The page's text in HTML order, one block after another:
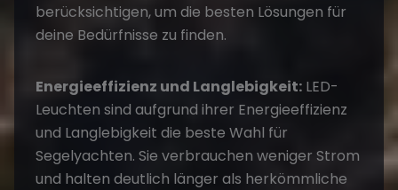
berücksichtigen, um die besten Lösungen für
deine Bedürfnisse zu finden.
Energieeffizienz und Langlebigkeit: LED-
Leuchten sind aufgrund ihrer Energieeffizienz
und Langlebigkeit die beste Wahl für
Segelyachten. Sie verbrauchen weniger Strom
und halten deutlich länger als herkömmliche